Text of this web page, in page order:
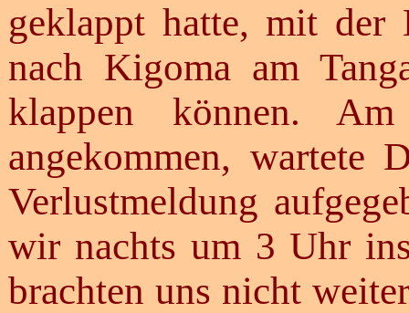
geklappt hatte, mit der
nach Kigoma am
klappen können.
angekommen, wartete
Verlustmeldung
wir nachts um 3 Uhr
brachten uns nicht